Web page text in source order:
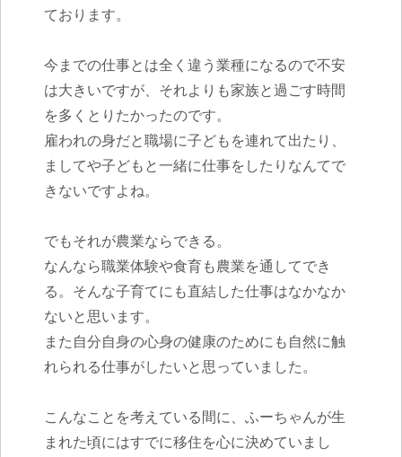
ております。
今までの仕事とは全く違う業種になるので不安
は大きいですが、それよりも家族と過ごす時間
を多くとりたかったのです。
雇われの身だと職場に子どもを連れて出たり、
ましてや子どもと一緒に仕事をしたりなんてで
きないですよね。
でもそれが農業ならできる。
なんなら職業体験や食育も農業を通してでき
る。 そんな子育てにも直結した仕事はなかなか
ないと思います。
また自分自身の心身の健康のためにも自然に触
れられる仕事がしたいと思っていました。
こんなことを考えている間に、ふーちゃんが生
まれた頃にはすでに移住を心に決めていまし